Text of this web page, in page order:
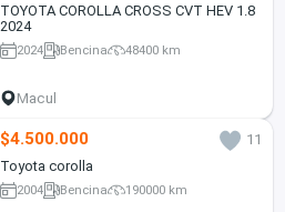
TOYOTA COROLLA CROSS CVT HEV 1.8
2024
2024 Bencina 48400 km
Macul
$4.500.000
11
Toyota corolla
2004 Bencina 190000 km